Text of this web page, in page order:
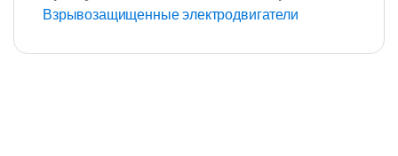
Взрывозащищенные электродвигатели